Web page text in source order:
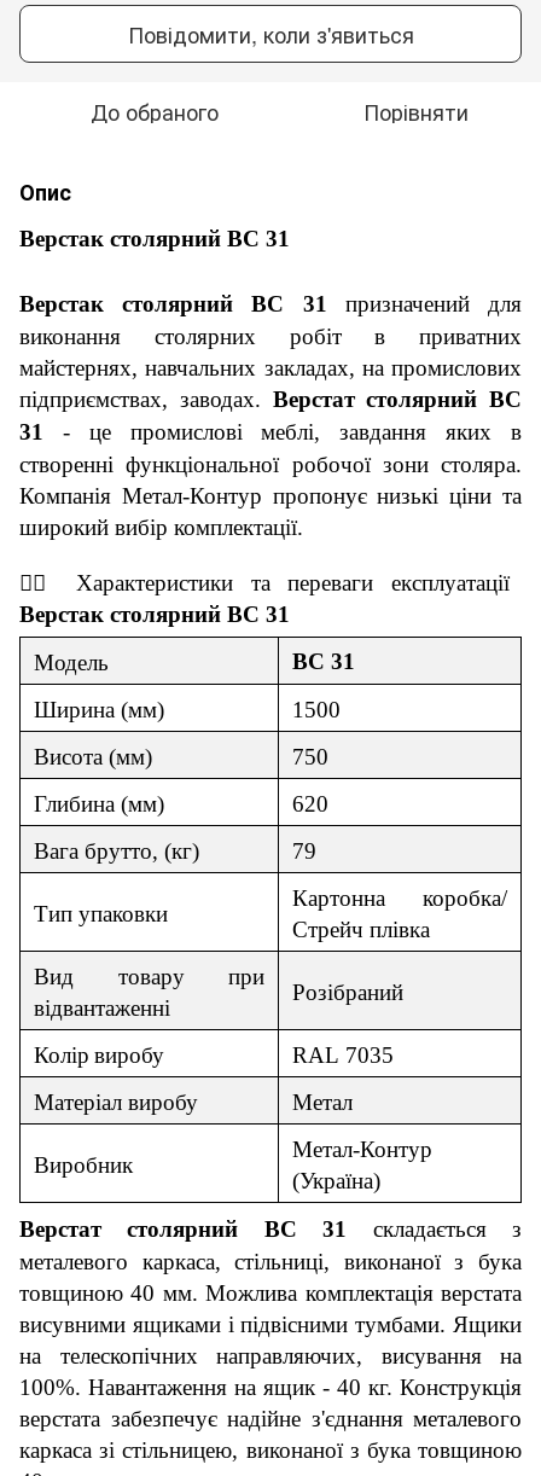
Повідомити, коли з'явиться
До обраного Порівняти
Опис
Верстак столярний ВС 31
Верстак столярний ВС 31 призначений для
виконання столярних робіт в приватних
майстернях, навчальних закладах, на промислових
підприємствах, заводах. Верстат столярний ВС
31 - це промислові меблі, завдання яких в
створенні функціональної робочої зони столяра.
Компанія Метал-Контур пропонує низькі ціни та
широкий вибір комплектації.
👇🏼 Характеристики та переваги експлуатації
Верстак столярний ВС 31
Модель
ВС 31
Ширина (мм)
1500
Висота (мм)
750
Глибина (мм)
620
Вага брутто, (кг)
79
Тип упаковки
Картонна коробка/
Стрейч плівка
Вид товарупри
відвантаженні
Розібраний
Колір виробу RAL 7035
Матеріал виробу Метал
Виробник
Метал-Контур
(Україна)
Верстат столярний ВС31
складається з
металевого каркаса, стільниці, виконаної з бука
товщиною 40 мм. Можлива комплектація верстата
висувними ящиками і підвісними тумбами. Ящики
на телескопічних направляючих, висування на
100%. Навантаження на ящик - 40 кг. Конструкція
верстата забезпечує надійне з'єднання металевого
каркаса зі стільницею, виконаної з бука товщиною